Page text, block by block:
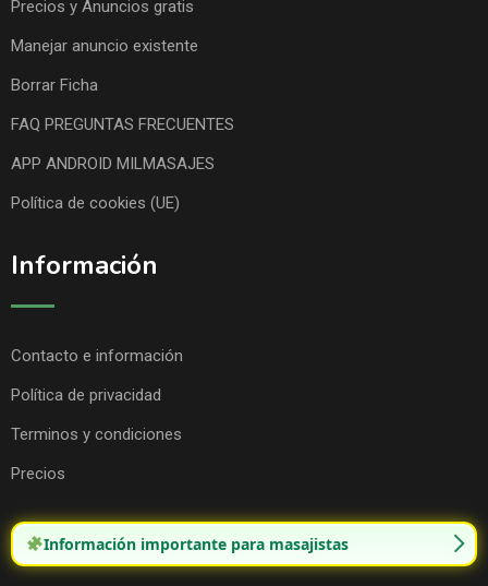
Precios y Anuncios gratis
Manejar anuncio existente
Borrar Ficha
FAQ PREGUNTAS FRECUENTES
APP ANDROID MILMASAJES
Política de cookies (UE)
Información
Contacto e información
Política de privacidad
Terminos y condiciones
Precios
Información importante para masajistas